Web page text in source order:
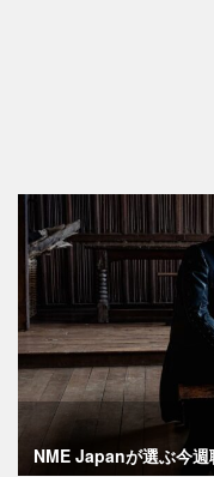
NME Japanが選ぶ今